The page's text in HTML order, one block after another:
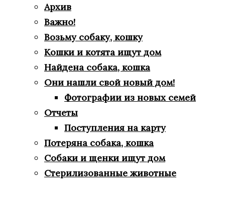
Архив
Важно!
Возьму собаку, кошку
Кошки и котята ищут дом
Найдена собака, кошка
Они нашли свой новый дом!
Фотографии из новых семей
Отчеты
Поступления на карту
Потеряна собака, кошка
Собаки и щенки ищут дом
Стерилизованные животные